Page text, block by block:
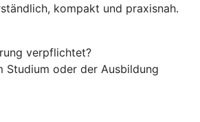
kompakt und praxisnah.
verpflichtet?
Studium oder der Ausbildung